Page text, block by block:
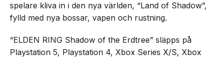
spelare kliva in i den nya världen, “Land of Shadow”,
fylld med nya bossar, vapen och rustning.
“ELDEN RING Shadow of the Erdtree” släpps på
Playstation 5, Playstation 4, Xbox Series X/S, Xbox